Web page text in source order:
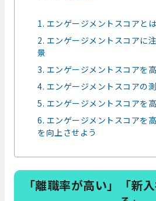
1. エンゲージメントスコアと
2. エンゲージメントスコアに
景
3. エンゲージメントスコアを
4. エンゲージメントスコアの
5. エンゲージメントスコアを
6. エンゲージメントスコアを
を向上させよう
「離職率が高い」「新